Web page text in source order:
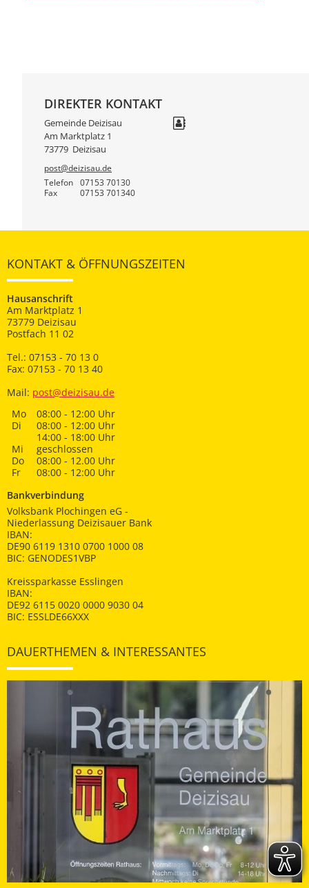
DIREKTER KONTAKT
Gemeinde Deizisau
Am Marktplatz 1
73779 Deizisau
post@deizisau.de
Telefon
07153 70130
Fax 07153 701340
KONTAKT & ÖFFNUNGSZEITEN
Hausanschrift
Am Marktplatz 1
73779 Deizisau
Postfach 11 02
Tel.: 07153 - 70 13 0
Fax: 07153 - 70 13 40
Mail: post@deizisau.de
Mo
08:00 - 12:00 Uhr
Di
08:00 - 12:00 Uhr
14:00 - 18:00 Uhr
Mi
geschlossen
Do
08:00 - 12.00 Uhr
Fr
08:00 - 12:00 Uhr
Bankverbindung
Volksbank Plochingen eG -
Niederlassung Deizisauer Bank
IBAN:
DE90 6119 1310 0700 1000 08
BIC: GENODES1VBP
Kreissparkasse Esslingen
IBAN:
DE92 6115 0020 0000 9030 04
BIC: ESSLDE66XXX
DAUERTHEMEN & INTERESSANTES